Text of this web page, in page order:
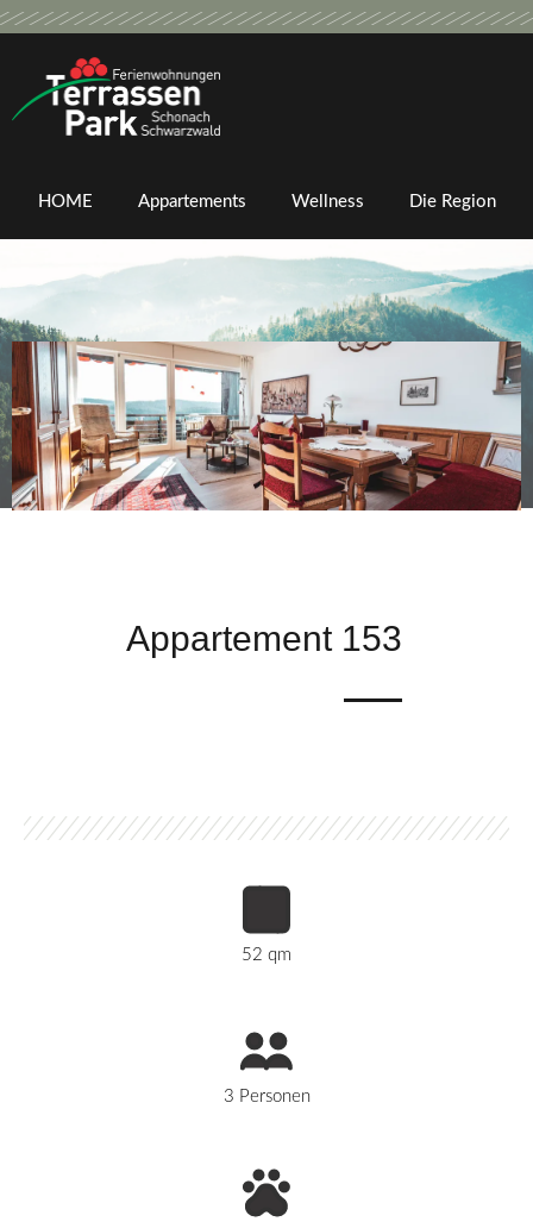
Zum
Inhalt
HOME Appartements Wellness Die Region
Appartement 153
52 qm
3 Personen